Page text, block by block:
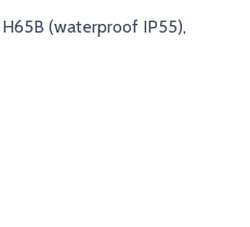
(waterproof IP55),